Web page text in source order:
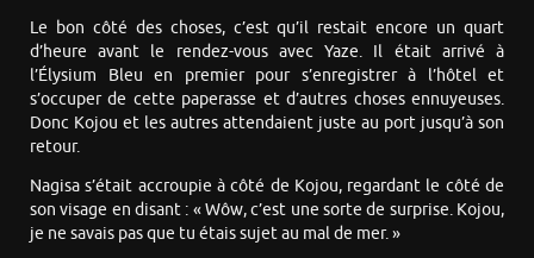
Le bon côté des choses, c’est qu’il restait encore un quart
d’heure avant le rendez-vous avec Yaze. Il était arrivé à
l’Élysium Bleu en premier pour s’enregistrer à l’hôtel et
s’occuper de cette paperasse et d’autres choses ennuyeuses.
Donc Kojou et les autres attendaient juste au port jusqu’à son
retour.
Nagisa s’était accroupie à côté de Kojou, regardant le côté de
son visage en disant : « Wôw, c’est une sorte de surprise. Kojou,
je ne savais pas que tu étais sujet au mal de mer. »